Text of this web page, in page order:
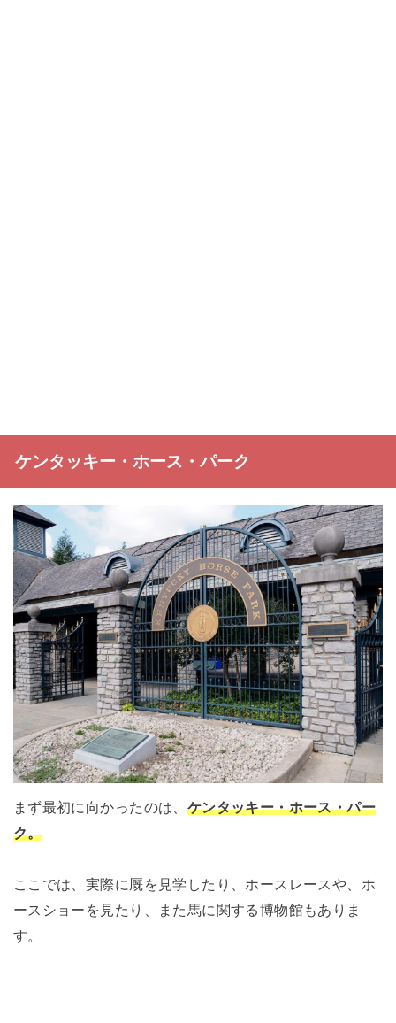
ケンタッキー・ホース・パーク
まず最初に向かったのは、 ケンタッキー・ホース・パー
ク。
ここでは、実際に厩を見学したり、ホースレースや、ホ
ースショーを見たり、また馬に関する博物館もありま
す。